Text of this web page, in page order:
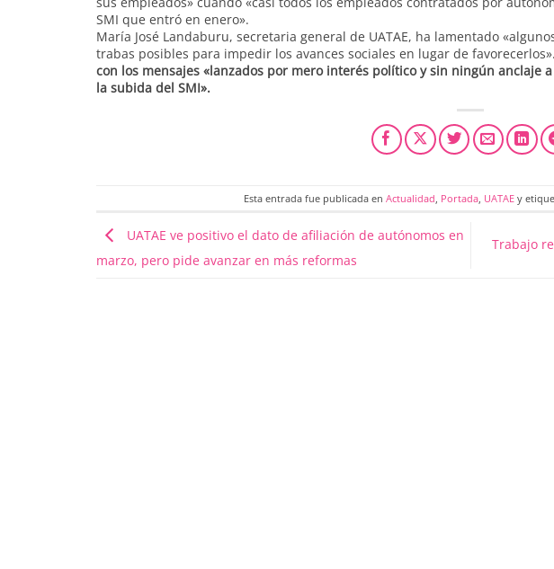
SMI que entró en enero».
María José Landaburu, secretaria general de UATAE, ha lamentado
trabas posibles para impedir los avances sociales en lugar de
con los mensajes «lanzados por mero interés político y sin ningún anclaje
la subida del SMI».
Esta entrada fue publicada en Actualidad Portada, UATAEy
UATAE ve positivo el dato de afiliación de autónomos en
marzo, pero pide avanzar en más reformas
Trabajo